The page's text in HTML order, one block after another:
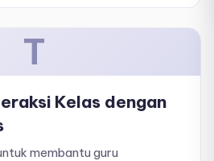
T
Kelas dengan
membantu guru